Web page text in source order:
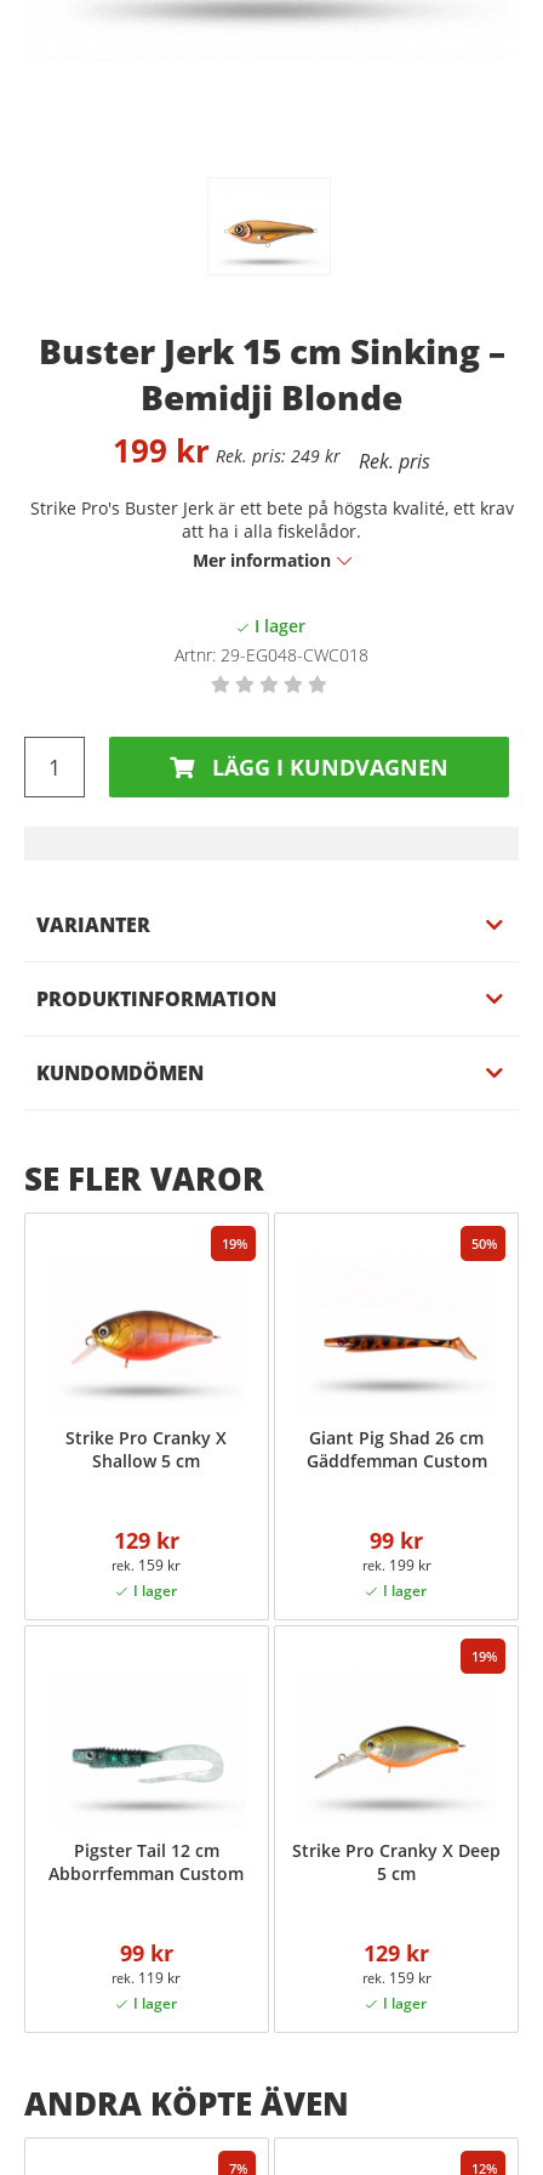
Buster Jerk 15 cm Sinking –
Bemidji Blonde
249 kr
199 kr
Strike Pro's Buster Jerk är ett bete på högsta kvalité, ett krav
att ha i alla fiskelådor.
Mer information
Artnr: 29-EG048-CWC018
LÄGG I KUNDVAGNEN
VARIANTER
PRODUKTINFORMATION
KUNDOMDÖMEN
SE FLER VAROR
19
Strike Pro Cranky X
Shallow 5 cm
129 kr
159 kr
50
Giant Pig Shad 26 cm
Gäddfemman Custom
99 kr
199 kr
Pigster Tail 12 cm
Abborrfemman Custom
99 kr
119 kr
19
Strike Pro Cranky X Deep
5 cm
129 kr
159 kr
ANDRA KÖPTE ÄVEN
7 12